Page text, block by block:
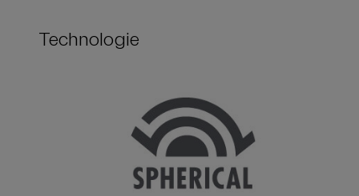
Technologie